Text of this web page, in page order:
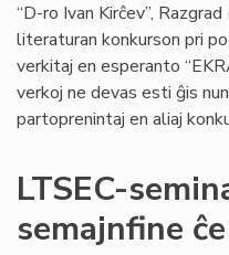
“D-ro Ivan Kirĉev”,
literaturan konkurson pri
verkitaj en esperanto
verkoj ne devas esti ĝis
partoprenintaj en aliaj
LTSEC-
semajnfine